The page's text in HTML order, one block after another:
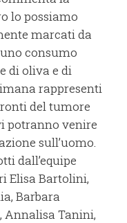
lo possiamo
marcati da
consumo
di oliva e di
rappresenti
del tumore
potranno venire
sull’uomo.
dall’equipe
Elisa Bartolini,
Barbara
Annalisa Tanini,